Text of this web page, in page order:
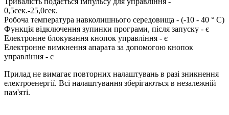
0,5сек.-25,0сек.
Робоча температура навколишнього середовища - (-10 - 40 ° С)
Функція відключення зупинки програми, після запуску - є
Електронне блокування кнопок управління - є
Електронне вимкнення апарата за допомогою кнопок
управління - є
Прилад не вимагає повторних налаштувань в разі зникнення
електроенергії. Всі налаштування зберігаються в незалежній
пам'яті.